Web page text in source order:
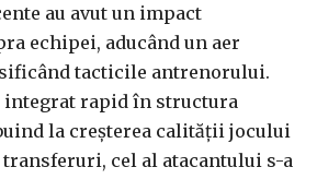
au avut un impact
echipei, aducând un aer
tacticile antrenorului.
integrat rapid în structura
la creșterea calității jocului
cel al atacantului s-a